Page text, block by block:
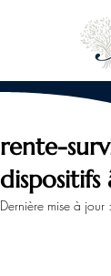
Épargne
rente-
15 juil. 2025
Dernière mise à jour :